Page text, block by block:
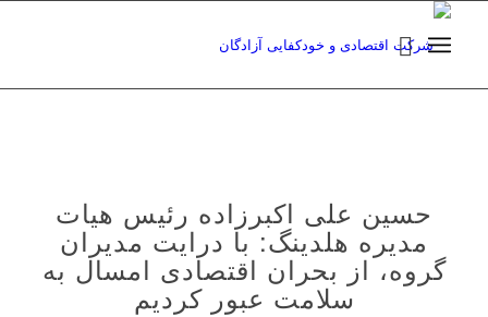
حسین علی اکبرزاده رئیس هیات
مدیره هلدینگ: با درایت مدیران
گروه، از بحران اقتصادی امسال به
سلامت عبور کردیم